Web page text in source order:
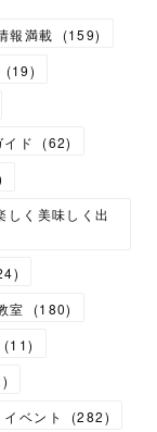
報満載 (159)
(19)
ド (62)
しく美味しく出
)
室 (180)
(11)
)
イベント (282)